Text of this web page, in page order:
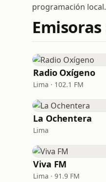
programación local.
Radio Oxígeno
Lima · 102.1 FM
La Ochentera
Lima
Viva FM
Lima · 91.9 FM